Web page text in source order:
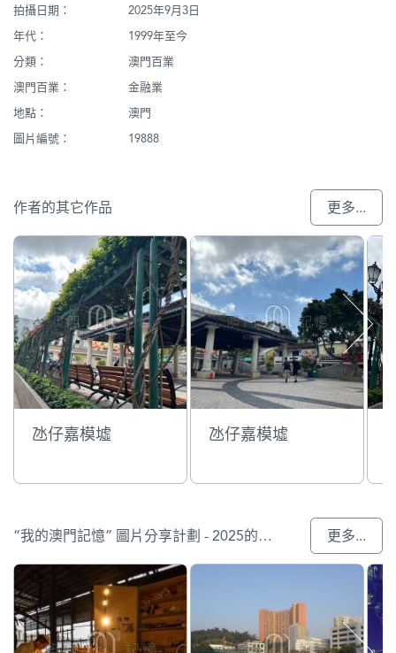
拍攝日期：
2025年9月3日
年代：
1999年至今
分類：
澳門百業
澳門百業：
金融業
地點：
澳門
圖片編號：
19888
作者的其它作品 更多...
氹仔嘉模墟 氹仔嘉模墟
“我的澳門記憶” 圖片分享計劃 - 2025的入選作品 更多...